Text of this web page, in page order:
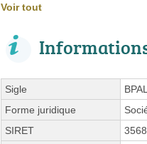
Voir tout
Sigle
Forme juridique
SIRET